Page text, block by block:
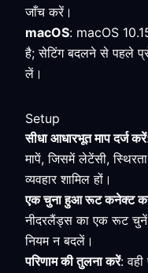
जाँच करें।
macOS: macOS
है; सेटिंग बदलने से पहले
लें।
Setup
सीधा आधारभूत माप दर्ज करें
मापें, जिसमें लेटेंसी,
व्यवहार शामिल हों।
एक चुना हुआ रूट कनेक्ट
नीदरलैंड्स का एक रूट चुनें
नियम न बदलें।
परिणाम की तुलना करें: वही